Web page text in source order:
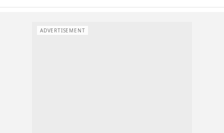
ADVERTISEMENT